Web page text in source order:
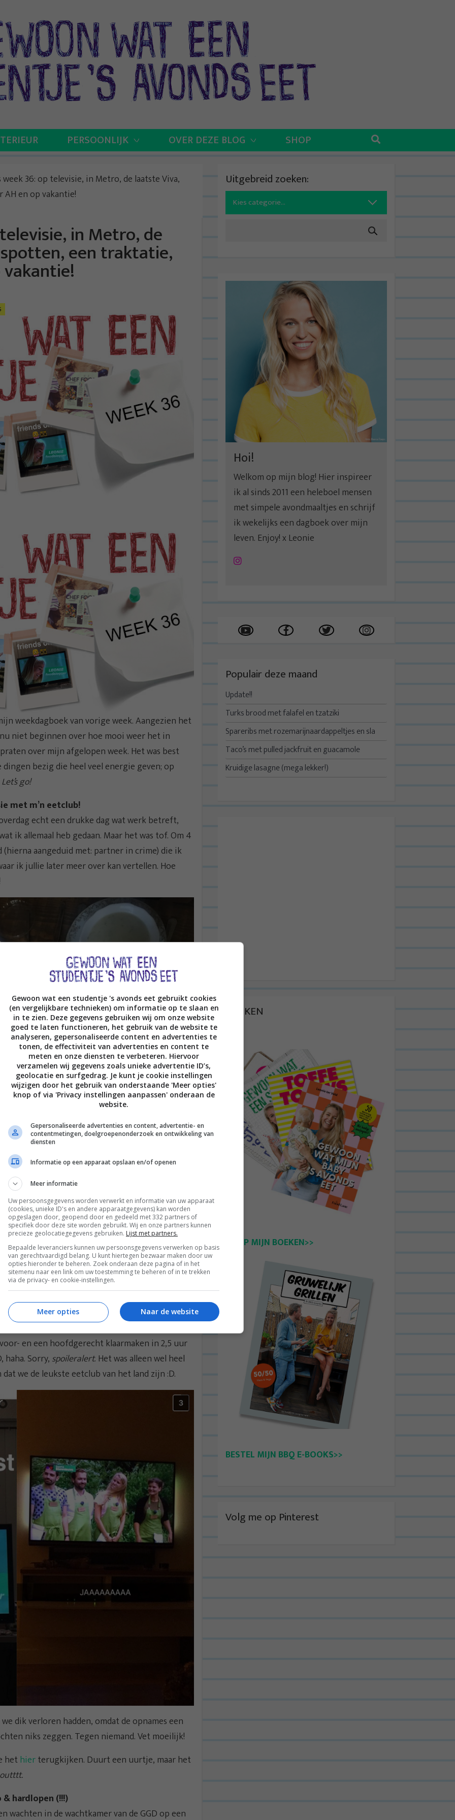
PERSOONLIJK OVER DEZE BLOG SHOP
week 36: op televisie, in Metro, de laatste Viva,
en op vakantie!
in Metro, de
een traktatie,
weekdagboek van vorige week. Aangezien het
niet beginnen over hoe mooi weer het in
over mijn afgelopen week. Het was best
bezig die heel veel energie geven; op
Let’s go!
met m’n eetclub!
echt een drukke dag wat werk betreft,
ik allemaal heb gedaan. Maar het was tof. Om 4
(hierna aangeduid met: partner in crime) die ik
ik jullie later meer over kan vertellen. Hoe
We verzamelden allemaal hapjes (ik maakte
(min Willy :() voor de tv omdat we mee deden
valt te twisten’. VET SPANNEND! Ik was zoooo
en hoe we het er vanaf zouden brengen
valt te twisten’ gingen we de strijd aan
en een hoofdgerecht klaarmaken in 2,5 uur
haha. Sorry,spoileralert. Het was alleen wel heel
we de leukste eetclub van het land zijn :D.
dik verloren hadden, omdat de opnames een
niks zeggen. Tegen niemand. Vet moeilijk!
het hierterugkijken. Duurt een uurtje, maar het
hardlopen (!!!)
wachten in de wachtkamer van de GGD op een
Uitgebreid zoeken:
Search
for:
Hoi!
Welkom op mijn blog! Hier inspireer
ik al sinds 2011 een heleboel mensen
met simpele avondmaaltjes en schrijf
ik wekelijks een dagboek over mijn
leven. Enjoy! x Leonie
Instagram
Populair deze maand
Update!!
Turks brood met falafel en tzatziki
Spareribs met rozemarijnaardappeltjes en sla
Taco’s met pulled jackfruit en guacamole
Kruidige lasagne (mega lekker!)
BOEKEN
KOOP MIJN BOEKEN>>
BESTEL MIJN BBQ E-BOOKS>>
Volg me op Pinterest
Gewoon wat een studentje 's avonds eet gebruikt cookies
(en vergelijkbare technieken) om informatie op te slaan en
in te zien. Deze gegevens gebruiken wij om onze website
goed te laten functioneren, het gebruik van de website te
analyseren, gepersonaliseerde content en advertenties te
tonen, de effectiviteit van advertenties en content te
meten en onze diensten te verbeteren. Hiervoor
verzamelen wij gegevens zoals unieke advertentie ID’s,
geolocatie en surfgedrag. Je kunt je cookie instellingen
wijzigen door het gebruik van onderstaande 'Meer opties'
knop of via 'Privacy instellingen aanpassen' onderaan de
website.
Gepersonaliseerde advertenties en content, advertentie- en
contentmetingen, doelgroepenonderzoek en ontwikkeling van
diensten
Informatie op een apparaat opslaan en/of openen
Meer informatie
Uw persoonsgegevens worden verwerkt en informatie van uw apparaat
(cookies, unieke ID's en andere apparaatgegevens) kan worden
opgeslagen door, geopend door en gedeeld met 332 partners of
specifiek door deze site worden gebruikt. Wij en onze partners kunnen
precieze geolocatiegegevens gebruiken. Lijst met partners.
Bepaalde leveranciers kunnen uw persoonsgegevens verwerken op basis
van gerechtvaardigd belang. U kunt hiertegen bezwaar maken door uw
opties hieronder te beheren. Zoek onderaan deze pagina of in het
sitemenu naar een link om uw toestemming te beheren of in te trekken
via de privacy- en cookie-instellingen.
Naar de website
Meer opties